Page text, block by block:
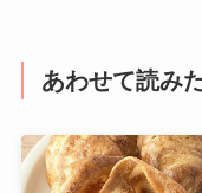
あわせて読み